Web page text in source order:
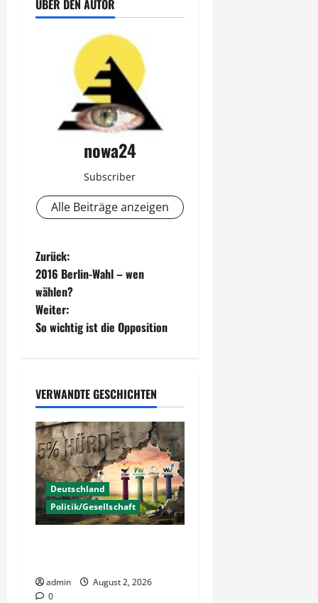
ÜBER DEN AUTOR
nowa24
Subscriber
Alle Beiträge anzeigen
B
e
i
r
a
g
s
n
a
i
Zurück:
2016 Berlin-Wahl – wen
wählen?
Weiter:
So wichtig ist die Opposition
VERWANDTE GESCHICHTEN
Deutschland
Politik/Gesellschaft
admin
August 2, 2026
0